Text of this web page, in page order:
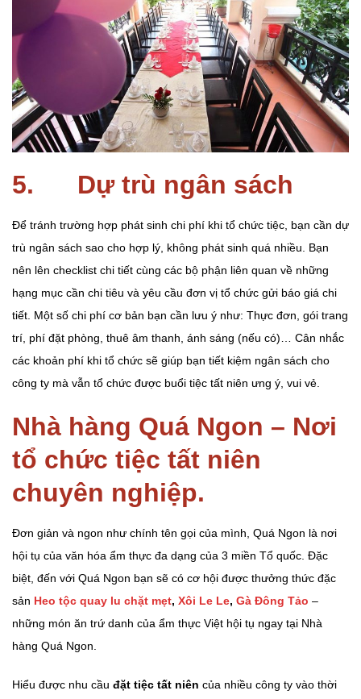
5. Dự trù ngân sách
Để tránh trường hợp phát sinh chi phí khi tổ chức tiệc, bạn cần dự
trù ngân sách sao cho hợp lý, không phát sinh quá nhiều. Bạn
nên lên checklist chi tiết cùng các bộ phận liên quan về những
hạng mục cần chi tiêu và yêu cầu đơn vị tổ chức gửi báo giá chi
tiết. Một số chi phí cơ bản bạn cần lưu ý như: Thực đơn, gói trang
trí, phí đặt phòng, thuê âm thanh, ánh sáng (nếu có)… Cân nhắc
các khoản phí khi tổ chức sẽ giúp bạn tiết kiệm ngân sách cho
công ty mà vẫn tổ chức được buổi tiệc tất niên ưng ý, vui vẻ.
Nhà hàng Quá Ngon – Nơi
tổ chức tiệc tất niên
chuyên nghiệp.
Đơn giản và ngon như chính tên gọi của mình, Quá Ngon là nơi
hội tụ của văn hóa ẩm thực đa dạng của 3 miền Tổ quốc. Đặc
biệt, đến với Quá Ngon bạn sẽ có cơ hội được thưởng thức đặc
sản Heo tộc quay lu chặt mẹt, Xôi Le Le, Gà Đông Tảo –
những món ăn trứ danh của ẩm thực Việt hội tụ ngay tại Nhà
hàng Quá Ngon.
Hiểu được nhu cầu đặt tiệc tất niên của nhiều công ty vào thời